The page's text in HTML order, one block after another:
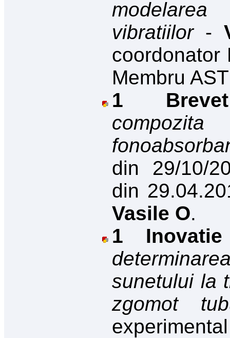
vibratiilor -
coordonator
Membru
1 Brevet
din
29/10/
din
Vasile O.
1 Inovatie
sunetului la
zgomot